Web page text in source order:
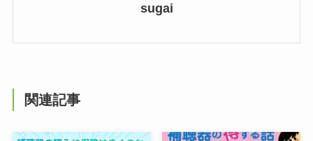
sugai
関連記事